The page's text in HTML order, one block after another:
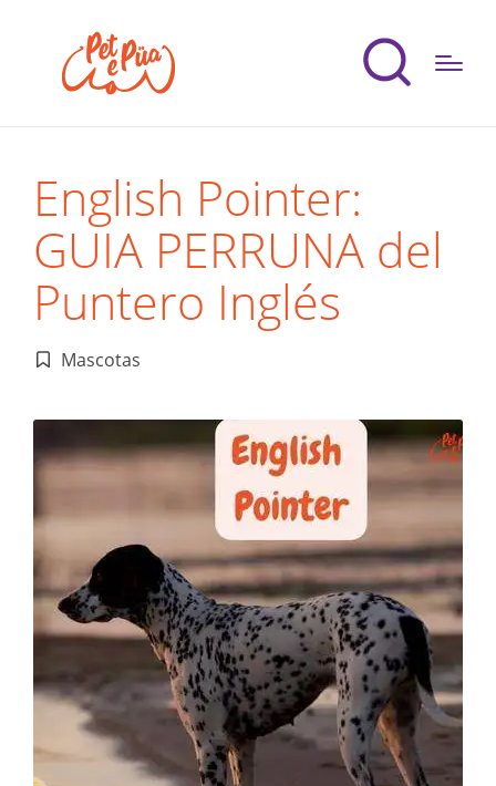
English Pointer:
GUIA PERRUNA del
Puntero Inglés
Publicado
Mascotas